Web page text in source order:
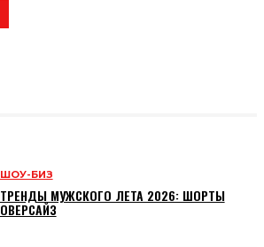
ШОУ-БИЗ
ТРЕНДЫ МУЖСКОГО ЛЕТА 2026: ШОРТЫ
ОВЕРСАЙЗ